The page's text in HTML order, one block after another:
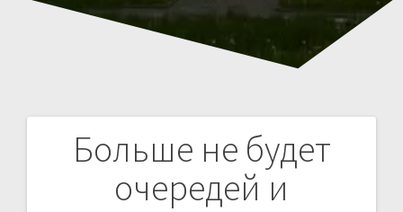
Больше не будет
очередей и
Навигация